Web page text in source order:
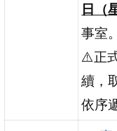
日（
事室。
⚠️正
續，
依序